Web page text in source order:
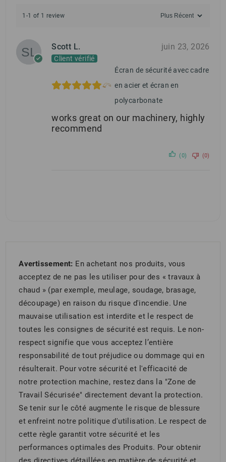
1-1 of 1 review
Scott L.
Client vérifié
juin 23, 2026
Écran de sécurité avec cadre
en acier et écran en
polycarbonate
works great on our machinery, highly
recommend
(0) (0)
Avertissement: En achetant nos produits, vous
acceptez de ne pas les utiliser pour des « travaux à
chaud » (par exemple, meulage, soudage, brasage,
découpage) en raison du risque d'incendie. Une
mauvaise utilisation est interdite et le respect de
toutes les consignes de sécurité est requis. Le non-
respect signifie que vous acceptez l’entière
responsabilité de tout préjudice ou dommage qui en
résulterait. Pour votre sécurité et l'efficacité de
notre protection machine, restez dans la "Zone de
Travail Sécurisée" directement devant la protection.
Se tenir sur le côté augmente le risque de blessure
et enfreint notre politique d'utilisation. Le respect de
cette règle garantit votre sécurité et les
performances optimales des Produits. Pour obtenir